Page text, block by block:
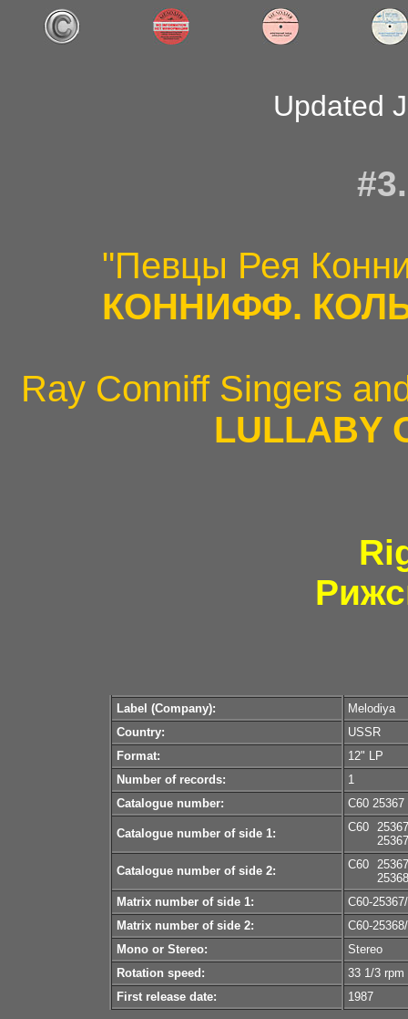
Updated
"Певцы Рея
КОННИФФ.
Ray Conniff Singers
LULLABY
Label (Company):
Melodiya
Country:
USSR
Format:
12" LP
Number of records:
1
Catalogue number:
C60 25367
Catalogue number of side 1: С60
25367
Catalogue number of side 2: С60
25368
Matrix number of side 1:
С60-
Matrix number of side 2:
С60-
Mono or Stereo:
Stereo
Rotation speed:
33 1/3 rpm
First release date:
1987